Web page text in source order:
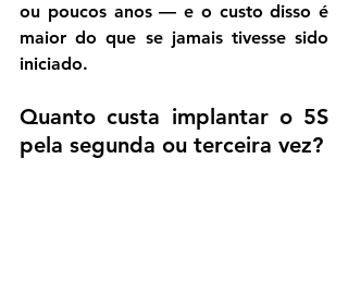
ou poucos anos — e o custo disso é
maior do que se jamais tivesse sido
iniciado.
Quanto custa implantar o 5S
pela segunda ou terceira vez?